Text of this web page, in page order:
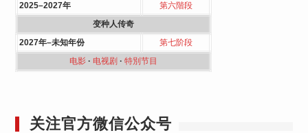
2025–2027年
第六階段
变种人传奇
2027年–未知年份
第七阶段
电影· 电视剧 · 特別节目
关注官方微信公众号